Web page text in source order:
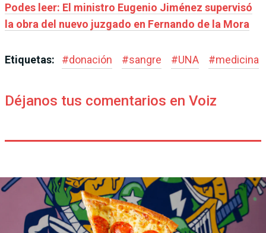
Podes leer: El ministro Eugenio Jiménez supervisó
la obra del nuevo juzgado en Fernando de la Mora
Etiquetas: #donación #sangre #UNA #medicina
Déjanos tus comentarios en Voiz